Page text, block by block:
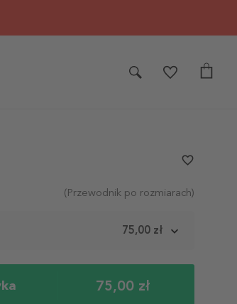
(Przewodnik po rozmiarach)
75,00 zł
75,00 zł
favorite_border